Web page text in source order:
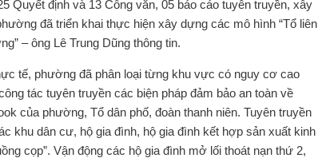
Quyết định và 13 Công văn, 05 báo cáo tuyên truyền, xây
đã triển khai thực hiện xây dựng các mô hình “Tổ liên
– ông Lê Trung Dũng thông tin.
tế​, phường đã phân loại từng khu vực có nguy cơ cao
tác tuyên truyền các biện pháp đảm bảo an toàn về
của phường, Tổ dân phố, đoàn thanh niên. Tuyên truyền
khu dân cư, hộ gia đình, hộ gia đình kết hợp sản xuất kinh
cọp”. Vận động các hộ gia đình mở lối thoát nạn thứ 2,